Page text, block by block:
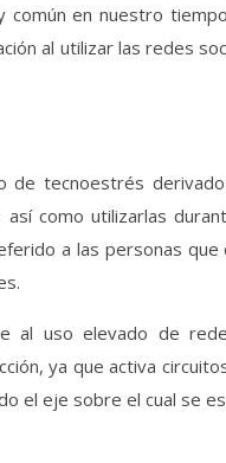
en nuestro
al utilizar las redes
de tecnoestrés
como utilizarlas
a las personas
al uso elevado de
ya que activa
el eje sobre el cual se